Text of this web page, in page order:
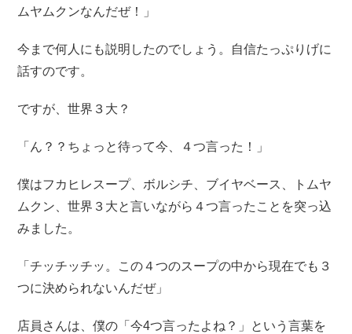
ムヤムクンなんだぜ！」
今まで何人にも説明したのでしょう。自信たっぷりげに
話すのです。
ですが、世界３大？
「ん？？ちょっと待って今、４つ言った！」
僕はフカヒレスープ、ボルシチ、ブイヤベース、トムヤ
ムクン、世界３大と言いながら４つ言ったことを突っ込
みました。
「チッチッチッ。この４つのスープの中から現在でも３
つに決められないんだぜ」
店員さんは、僕の「今4つ言ったよね？」という言葉を